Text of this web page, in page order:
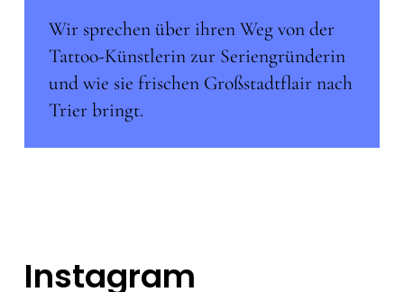
Wir sprechen über ihren Weg von der
Tattoo-Künstlerin zur Seriengründerin
und wie sie frischen Großstadtflair nach
Trier bringt.
Instagram